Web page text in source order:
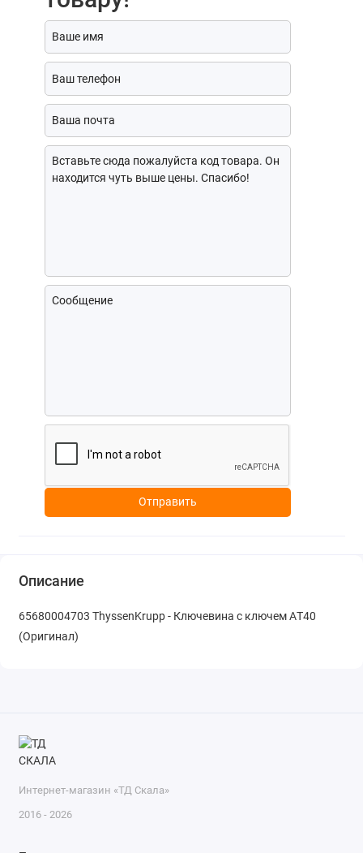
Отправить
Описание
65680004703 ThyssenKrupp - Ключевина с ключем AТ40
(Оригинал)
Интернет-магазин «ТД Скала»
2016 - 2026